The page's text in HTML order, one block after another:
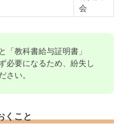
会
「教科書給与証明書」
必要になるため、紛失し
さい。
くこと